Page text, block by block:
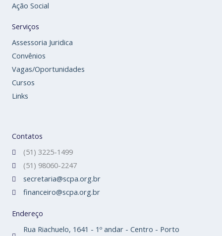
Ação Social
Serviços
Assessoria Juridica
Convênios
Vagas/Oportunidades
Cursos
Links
Contatos
(51) 3225-1499
(51) 98060-2247
secretaria@scpa.org.br
financeiro@scpa.org.br
Endereço
Rua Riachuelo, 1641 - 1º andar - Centro - Porto